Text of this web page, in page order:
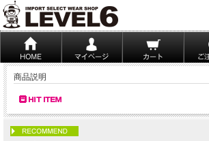
商品説明